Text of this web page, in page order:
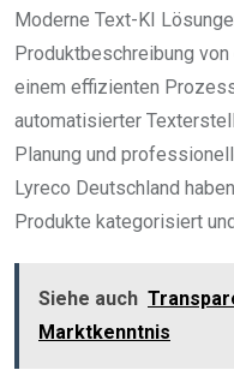
Moderne Text-KI
Produktbeschreibung
einem effizienten
automatisierter
Planung und
Lyreco Deutschland
Produkte kategorisiert
Siehe auch
Marktkenntnis